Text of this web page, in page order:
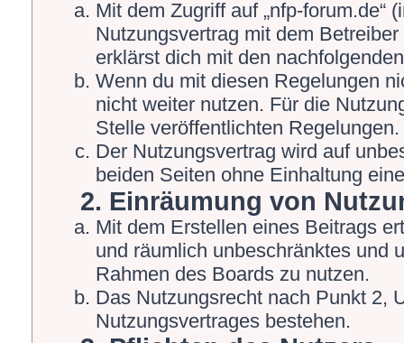
Mit dem Zugriff auf „nfp-forum.de“
Nutzungsvertrag mit dem
erklärst dich mit den
Wenn du mit diesen Regelungen
nicht weiter nutzen. Für die
Stelle veröffentlichten Regelungen.
Der Nutzungsvertrag wird auf
beiden Seiten ohne Einhaltung
2. Einräumung von
Mit dem Erstellen eines Beitrags
und räumlich unbeschränktes und
Rahmen des Boards zu nutzen.
Das Nutzungsrecht nach Punkt 2,
Nutzungsvertrages bestehen.